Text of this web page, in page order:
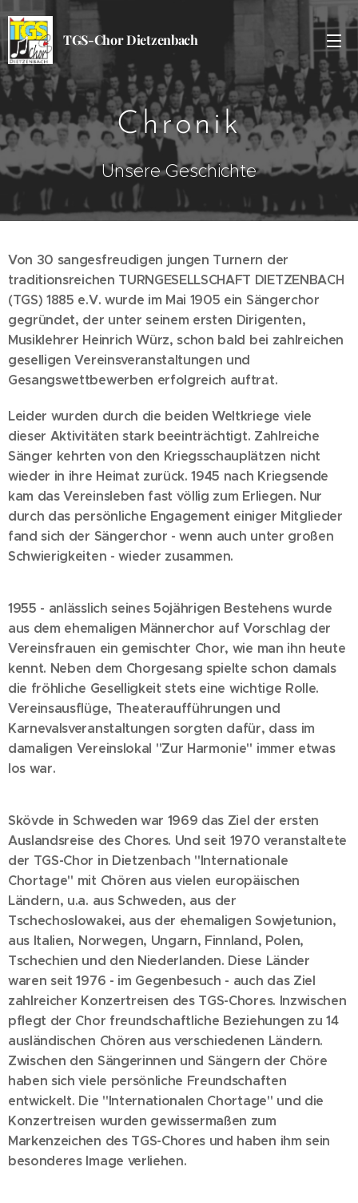
TGS-Chor Dietzenbach
Chronik
Unsere Geschichte
Von 30 sangesfreudigen jungen Turnern der
traditionsreichen TURNGESELLSCHAFT DIETZENBACH
(TGS) 1885 e.V. wurde im Mai 1905 ein Sängerchor
gegründet, der unter seinem ersten Dirigenten,
Musiklehrer Heinrich Würz, schon bald bei zahlreichen
geselligen Vereinsveranstaltungen und
Gesangswettbewerben erfolgreich auftrat.
Leider wurden durch die beiden Weltkriege viele
dieser Aktivitäten stark beeinträchtigt. Zahlreiche
Sänger kehrten von den Kriegsschauplätzen nicht
wieder in ihre Heimat zurück. 1945 nach Kriegsende
kam das Vereinsleben fast völlig zum Erliegen. Nur
durch das persönliche Engagement einiger Mitglieder
fand sich der Sängerchor - wenn auch unter großen
Schwierigkeiten - wieder zusammen.
1955 - anlässlich seines 5ojährigen Bestehens wurde
aus dem ehemaligen Männerchor auf Vorschlag der
Vereinsfrauen ein gemischter Chor, wie man ihn heute
kennt. Neben dem Chorgesang spielte schon damals
die fröhliche Geselligkeit stets eine wichtige Rolle.
Vereinsausflüge, Theateraufführungen und
Karnevalsveranstaltungen sorgten dafür, dass im
damaligen Vereinslokal "Zur Harmonie" immer etwas
los war.
Skövde in Schweden war 1969 das Ziel der ersten
Auslandsreise des Chores. Und seit 1970 veranstaltete
der TGS-Chor in Dietzenbach "Internationale
Chortage" mit Chören aus vielen europäischen
Ländern, u.a. aus Schweden, aus der
Tschechoslowakei, aus der ehemaligen Sowjetunion,
aus Italien, Norwegen, Ungarn, Finnland, Polen,
Tschechien und den Niederlanden. Diese Länder
waren seit 1976 - im Gegenbesuch - auch das Ziel
zahlreicher Konzertreisen des TGS-Chores. Inzwischen
pflegt der Chor freundschaftliche Beziehungen zu 14
ausländischen Chören aus verschiedenen Ländern.
Zwischen den Sängerinnen und Sängern der Chöre
haben sich viele persönliche Freundschaften
entwickelt. Die "Internationalen Chortage" und die
Konzertreisen wurden gewissermaßen zum
Markenzeichen des TGS-Chores und haben ihm sein
besonderes Image verliehen.